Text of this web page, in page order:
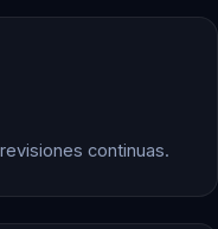
continuas.